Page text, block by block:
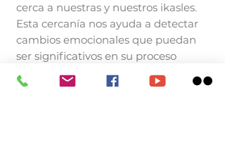
cerca a nuestras y nuestros ikasles.
Esta cercanía nos ayuda a detectar
cambios emocionales que puedan
ser significativos en su proceso
educativo y en secundaria este
aspecto es más relevante si cabe.